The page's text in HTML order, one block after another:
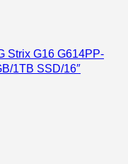
Strix G16 G614PP-
1TB SSD/16″